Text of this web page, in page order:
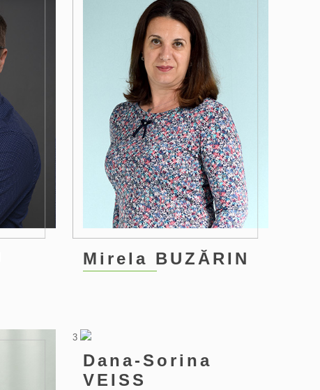
Mirela BUZĂRIN
3
Dana-Sorina
VEISS